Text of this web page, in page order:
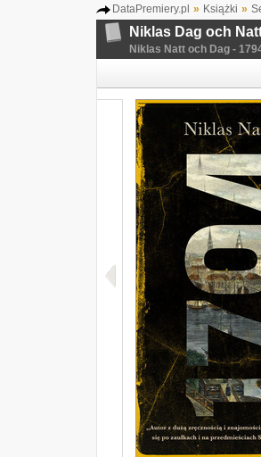
DataPremiery.pl » Książki »
Niklas Dag och
Niklas Natt och Dag -